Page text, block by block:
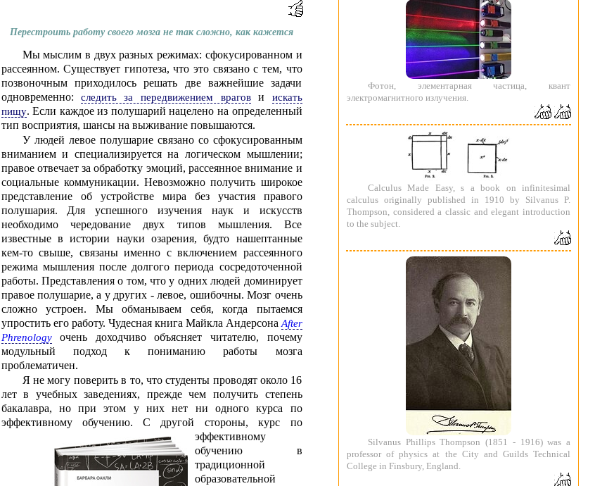
Перестроить работу своего мозга не так сложно, как кажется
Мы мыслим в двух разных режимах: сфокусированном и
рассеянном. Существует гипотеза, что это связано с тем, что
позвоночным приходилось решать две важнейшие задачи
одновременно: следить за передвижением врагови искать
пищу. Если каждое из полушарий нацелено на определенный
тип восприятия, шансы на выживание повышаются.
У людей левое полушарие связано со сфокусированным
вниманием и специализируется на логическом мышлении;
правое отвечает за обработку эмоций, рассеянное внимание и
социальные коммуникации. Невозможно получить широкое
представление об устройстве мира без участия правого
полушария. Для успешного изучения наук и искусств
необходимо чередование двух типов мышления. Все
известные в истории науки озарения, будто нашептанные
кем-то свыше, связаны именно с включением рассеянного
режима мышления после долгого периода сосредоточенной
работы. Представления о том, что у одних людей доминирует
правое полушарие, а у других - левое, ошибочны. Мозг очень
сложно устроен. Мы обманываем себя, когда пытаемся
упростить его работу. Чудесная книга Майкла Андерсона After
Phrenologyочень доходчиво объясняет читателю, почему
модульный подход к пониманию работы мозга
проблематичен.
Я не могу поверить в то, что студенты проводят около 16
лет в учебных заведениях, прежде чем получить степень
бакалавра, но при этом у них нет ни одного курса по
эффективному обучению. С другой стороны, курс по
эффективному
обучению в
традиционной
образовательной
Фотон, элементарная частица, квант
электромагнитного излучения.
Calculus Made Easy, s a book on infinitesimal
calculus originally published in 1910 by Silvanus P.
Thompson, considered a classic and elegant introduction
to the subject.
Silvanus Phillips Thompson (1851 - 1916) was a
professor of physics at the City and Guilds Technical
College in Finsbury, England.